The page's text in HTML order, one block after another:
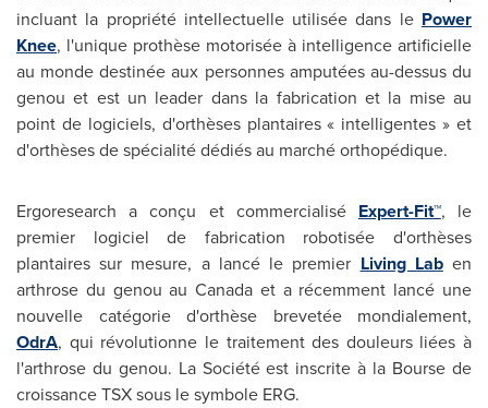
incluant la propriété intellectuelle utilisée dans le Power
Knee, l'unique prothèse motorisée à intelligence artificielle
au monde destinée aux personnes amputées au-dessus du
genou et est un leader dans la fabrication et la mise au
point de logiciels, d'orthèses plantaires « intelligentes » et
d'orthèses de spécialité dédiés au marché orthopédique.
Ergoresearch a conçu et commercialisé Expert-Fit™, le
premier logiciel de fabrication robotisée d'orthèses
plantaires sur mesure, a lancé le premier Living Laben
arthrose du genou auCanada et a récemment lancé une
nouvelle catégorie d'orthèse brevetée mondialement,
OdrA, qui révolutionne le traitement des douleurs liées à
l'arthrose du genou. La Société est inscrite à la Bourse de
croissance TSX sous le symbole ERG.